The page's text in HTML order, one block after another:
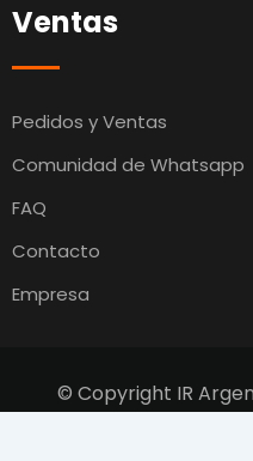
Ventas
Pedidos y Ventas
Comunidad de Whatsapp
FAQ
Contacto
Empresa
© Copyright IR